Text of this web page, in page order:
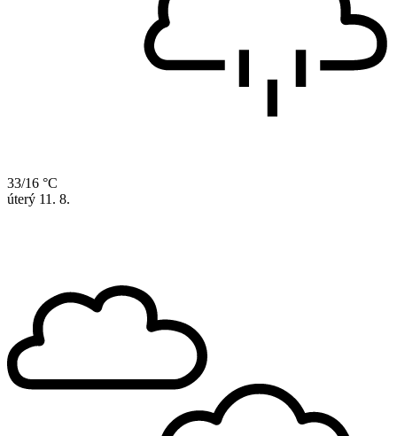
33/16 °C
úterý 11. 8.